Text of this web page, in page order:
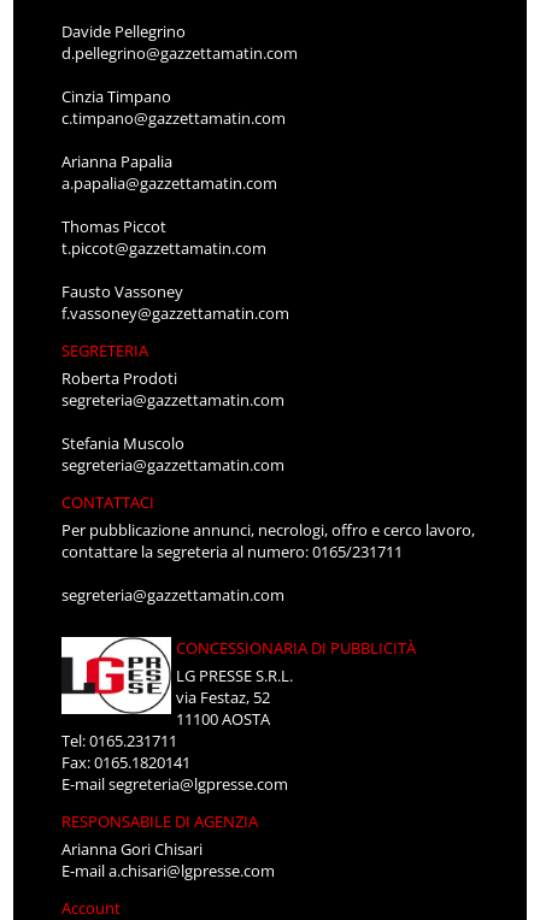
Davide Pellegrino
d.pellegrino@gazzettamatin.com
Cinzia Timpano
c.timpano@gazzettamatin.com
Arianna Papalia
a.papalia@gazzettamatin.com
Thomas Piccot
t.piccot@gazzettamatin.com
Fausto Vassoney
f.vassoney@gazzettamatin.com
SEGRETERIA
Roberta Prodoti
segreteria@gazzettamatin.com
Stefania Muscolo
segreteria@gazzettamatin.com
CONTATTACI
Per pubblicazione annunci, necrologi, offro e cerco lavoro,
contattare la segreteria al numero: 0165/231711
segreteria@gazzettamatin.com
CONCESSIONARIA DI PUBBLICITÀ
LG PRESSE S.R.L.
via Festaz, 52
11100 AOSTA
Tel: 0165.231711
Fax: 0165.1820141
E-mailsegreteria@lgpresse.com
RESPONSABILE DI AGENZIA
Arianna Gori Chisari
E-maila.chisari@lgpresse.com
Account